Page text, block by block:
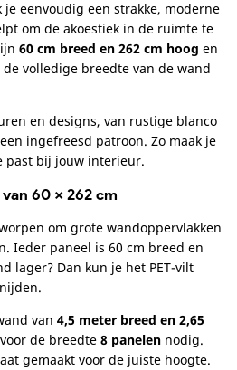
eenvoudig een strakke, moderne
om de akoestiek in de ruimte te
60 cm breed en 262 cm hoog en
volledige breedte van de wand
en designs, van rustige blanco
ingefreesd patroon. Zo maak je
past bij jouw interieur.
60 × 262 cm
om grote wandoppervlakken
Ieder paneel is 60 cm breed en
lager? Dan kun je het PET-vilt
van 4,5 meter breed en 2,65
de breedte 8 panelen nodig.
gemaakt voor de juiste hoogte.